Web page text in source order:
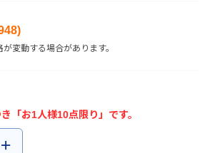
)
変動する場合があります。
「お1人様10点限り」です。